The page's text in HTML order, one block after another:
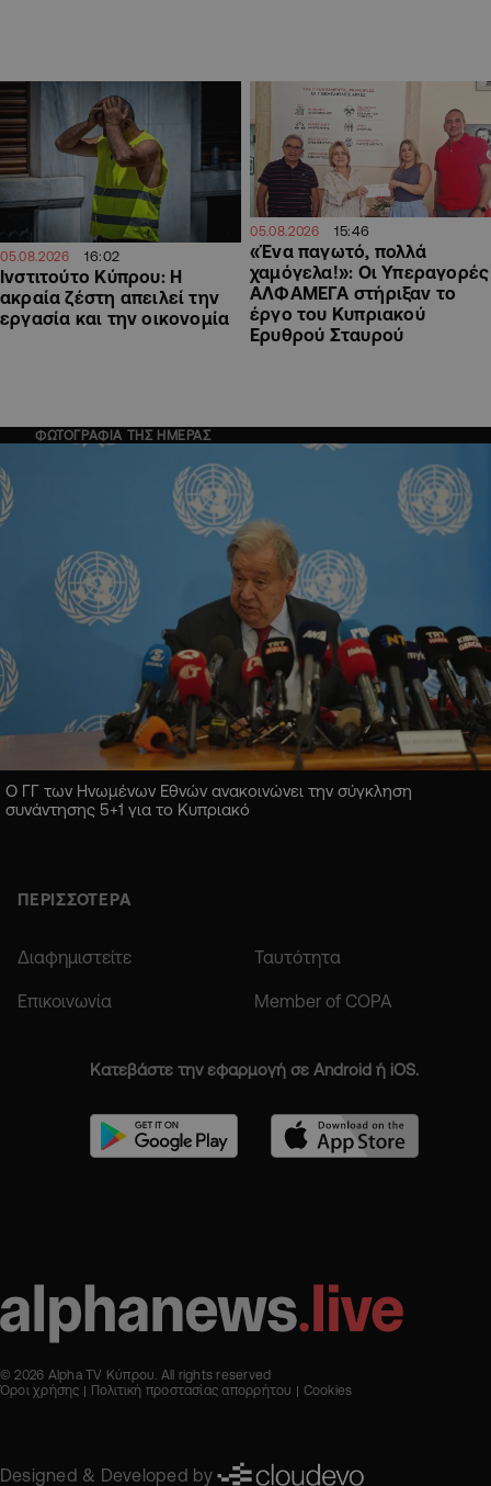
05.08.2026 16:02
Ινστιτούτο Κύπρου: Η
ακραία ζέστη απειλεί την
εργασία και την οικονομία
05.08.2026 15:46
«Ένα παγωτό, πολλά
χαμόγελα!»: Οι Υπεραγορές
ΑΛΦΑΜΕΓΑ στήριξαν το
έργο του Κυπριακού
Ερυθρού Σταυρού
ΦΩΤΟΓΡΑΦΙΑ ΤΗΣ ΗΜΕΡΑΣ
Ο ΓΓ των Ηνωμένων Εθνών ανακοινώνει την σύγκληση
συνάντησης 5+1 για το Κυπριακό
ΠΕΡΙΣΣΟΤΕΡΑ
Διαφημιστείτε Ταυτότητα
Επικοινωνία Member of COPA
Κατεβάστε την εφαρμογή σε Android ή iOS.
© 2026 Alpha TV Κύπρου. All rights reserved
Όροι χρήσης
Πολιτική προστασίας απορρήτου Cookies
Designed & Developed by